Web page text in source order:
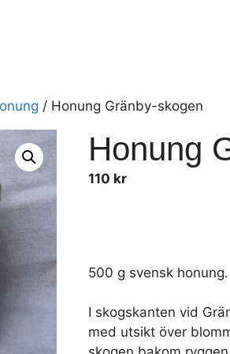
/ Honung Gränby-skogen
Honung
110 kr
500 g svensk honung.
I skogskanten vid
med utsikt över